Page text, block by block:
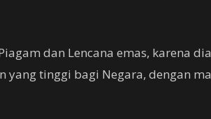
dan Lencana emas, karena
yang tinggi bagi Negara, dengan